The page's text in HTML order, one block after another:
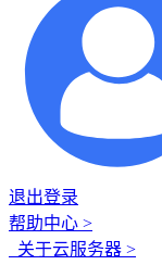
退出登录
帮助中心 >
关于云服务器 >